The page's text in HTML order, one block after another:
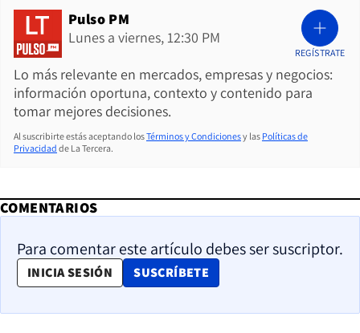
Pulso PM
Lunes a viernes, 12:30 PM
Lo más relevante en mercados, empresas y negocios:
información oportuna, contexto y contenido para
tomar mejores decisiones.
REGÍSTRATE
Al suscribirte estás aceptando losTérminos y Condicionesy las Políticas de
Privacidad de La Tercera.
COMENTARIOS
Para comentar este artículo debes ser suscriptor.
INICIA SESIÓN SUSCRÍBETE
OPENS IN NEW WINDOW